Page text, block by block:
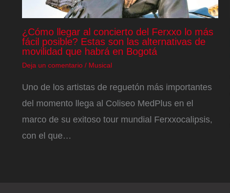
¿Cómo llegar al concierto del Ferxxo lo más
fácil posible? Estas son las alternativas de
movilidad que habrá en Bogotá
Deja un comentario / Musical
Uno de los artistas de reguetón más importantes
del momento llega al Coliseo MedPlus en el
marco de su exitoso tour mundial Ferxxocalipsis,
con el que…